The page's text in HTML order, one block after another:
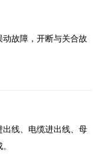
故障，开断与关合故
线、电缆进出线、母